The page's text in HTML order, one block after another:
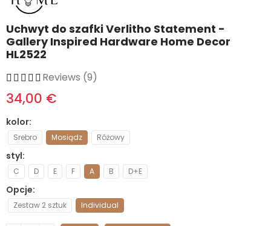
Uchwyt do szafki Verlitho Statement -
Gallery Inspired Hardware Home Decor
HL2522
Reviews (9)
34,00 €
kolor
Srebro Mosiądz Różowy
styl
C D E F A B D+E
Opcje
Zestaw 2 sztuk Individual